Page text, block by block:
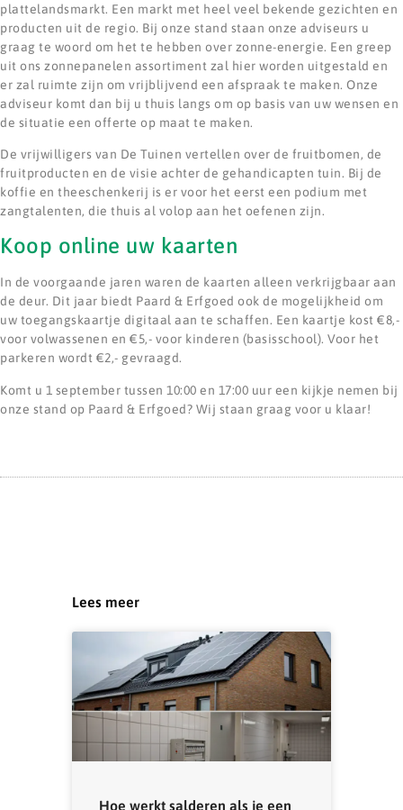
plattelandsmarkt. Een markt met heel veel bekende gezichten en
producten uit de regio. Bij onze stand staan onze adviseurs u
graag te woord om het te hebben over zonne-energie. Een greep
uit ons zonnepanelen assortiment zal hier worden uitgestald en
er zal ruimte zijn om vrijblijvend een afspraak te maken. Onze
adviseur komt dan bij u thuis langs om op basis van uw wensen en
de situatie een offerte op maat te maken.
De vrijwilligers van De Tuinen vertellen over de fruitbomen, de
fruitproducten en de visie achter de gehandicapten tuin. Bij de
koffie en theeschenkerij is er voor het eerst een podium met
zangtalenten, die thuis al volop aan het oefenen zijn.
Koop online uw kaarten
In de voorgaande jaren waren de kaarten alleen verkrijgbaar aan
de deur. Dit jaar biedt Paard & Erfgoed ook de mogelijkheid om
uw toegangskaartje digitaal aan te schaffen. Een kaartje kost €8,-
voor volwassenen en €5,- voor kinderen (basisschool). Voor het
parkeren wordt €2,- gevraagd.
Komt u 1 september tussen 10:00 en 17:00 uur een kijkje nemen bij
onze stand op Paard & Erfgoed? Wij staan graag voor u klaar!
Lees meer
Hoe werkt salderen als je een